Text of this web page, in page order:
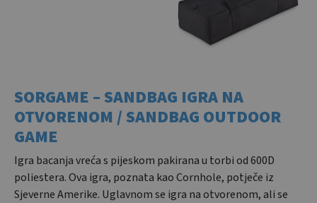
SORGAME – SANDBAG IGRA NA
OTVORENOM / SANDBAG OUTDOOR
GAME
Igra bacanja vreća s pijeskom pakirana u torbi od 600D
poliestera. Ova igra, poznata kao Cornhole, potječe iz
Sjeverne Amerike. Uglavnom se igra na otvorenom, ali se